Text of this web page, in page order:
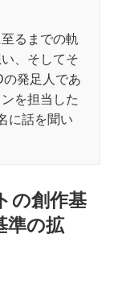
るまでの軌
、そしてそ
発足人であ
を担当した
に話を聞い
の創作基
準の拡